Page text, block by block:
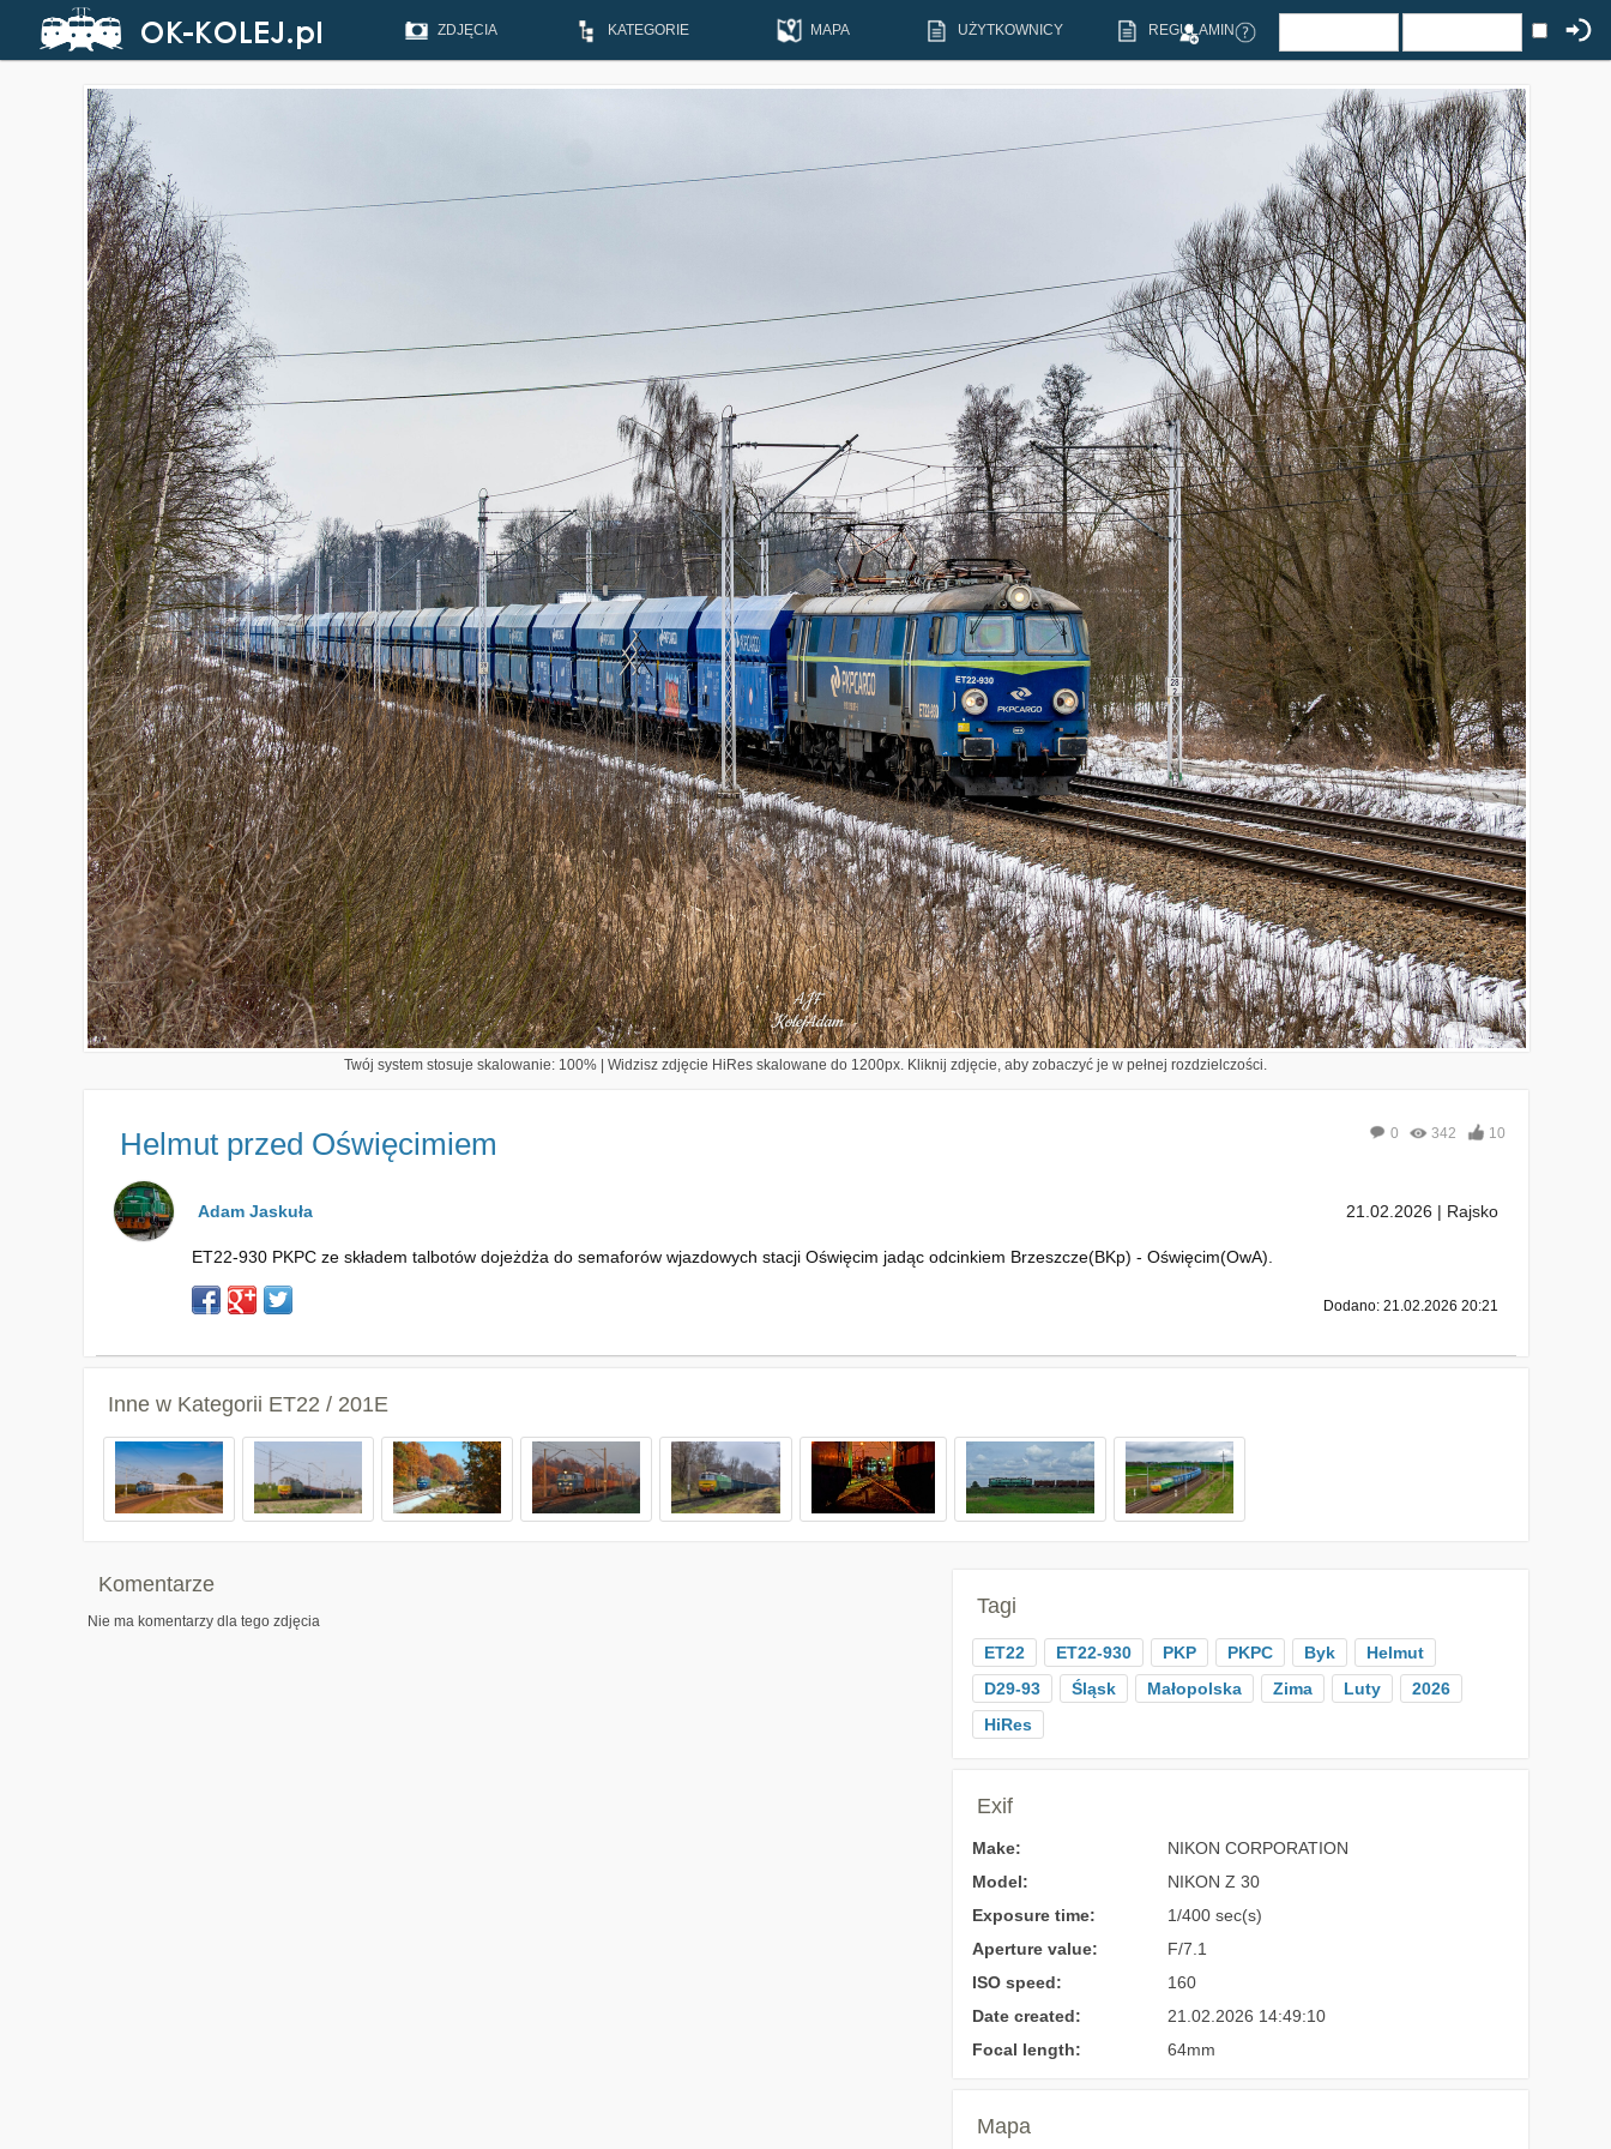
ZDJĘCIA KATEGORIE MAPA UŻYTKOWNICY REGULAMIN
Twój system stosuje skalowanie: 100% | Widzisz zdjęcie HiRes skalowane do 1200px. Kliknij zdjęcie, aby zobaczyć je w pełnej rozdzielczości.
Helmut przed Oświęcimiem 0 342 10
Adam Jaskuła 21.02.2026 | Rajsko
ET22-930 PKPC ze składem talbotów dojeżdża do semaforów wjazdowych stacji Oświęcim jadąc odcinkiem Brzeszcze(BKp) - Oświęcim(OwA).
Dodano: 21.02.2026 20:21
Inne w Kategorii ET22 / 201E
Komentarze
Nie ma komentarzy dla tego zdjęcia
Tagi
ET22 ET22-930 PKP PKPC Byk
Helmut
D29-93
Śląsk Małopolska Zima Luty
2026
HiRes
Exif
Make:
NIKON CORPORATION
Model:
NIKON Z 30
Exposure time:
1/400 sec(s)
Aperture value:
F/7.1
ISO speed:
160
Date created:
21.02.2026 14:49:10
Focal length:
64mm
Mapa